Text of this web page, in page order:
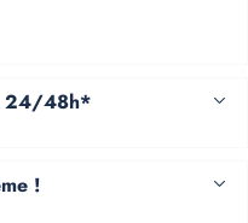
24/48h*
!